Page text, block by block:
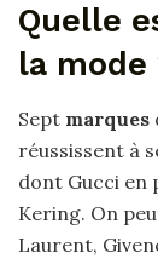
Quelle
la mode
Sept marques
réussissent à
dont Gucci en
Kering. On
Laurent,